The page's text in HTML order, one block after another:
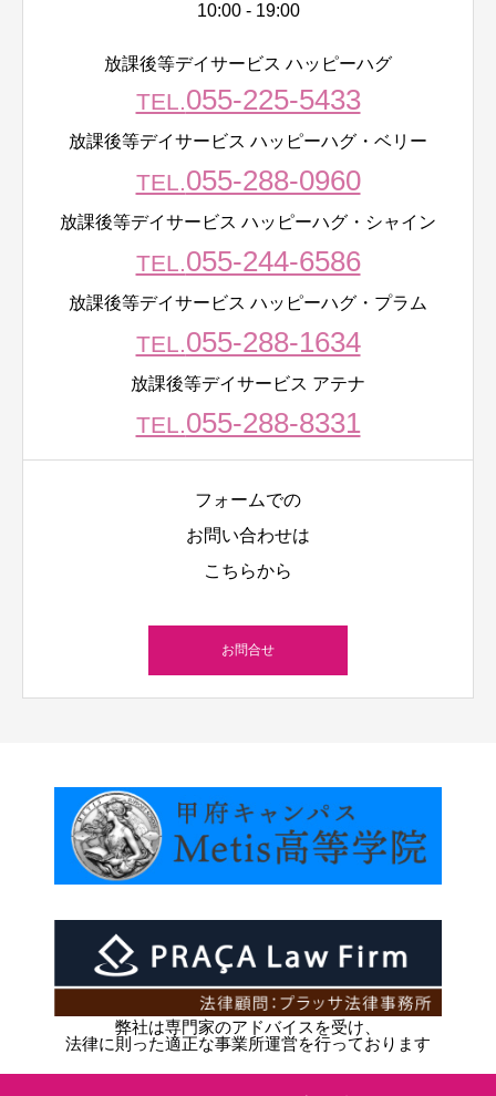
10:00 - 19:00
放課後等デイサービス ハッピーハグ
TEL.055-225-5433
放課後等デイサービス ハッピーハグ・ベリー
TEL.055-288-0960
放課後等デイサービス ハッピーハグ・シャイン
TEL.055-244-6586
放課後等デイサービス ハッピーハグ・プラム
TEL.055-288-1634
放課後等デイサービス アテナ
TEL.055-288-8331
フォームでの
お問い合わせは
こちらから
お問合せ
弊社は専門家のアドバイスを受け、
法律に則った適正な事業所運営を行っております